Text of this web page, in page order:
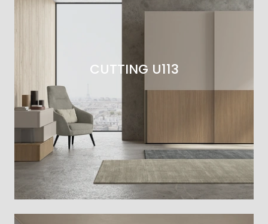
CUTTING U113